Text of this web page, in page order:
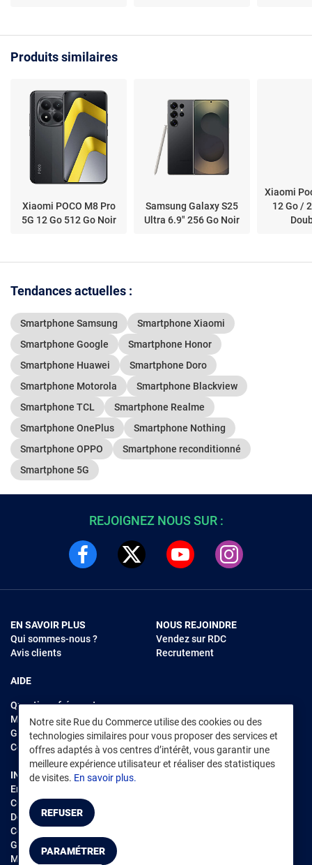
Produits similaires
Xiaomi POCO M8 Pro
5G 12 Go 512 Go Noir
Samsung Galaxy S25
Ultra 6.9" 256 Go Noir
Xiaomi
12 Go /
Tendances actuelles :
Smartphone Samsung
Smartphone Xiaomi
Smartphone Google
Smartphone Honor
Smartphone Huawei
Smartphone Doro
Smartphone Motorola
Smartphone Blackview
Smartphone TCL
Smartphone Realme
Smartphone OnePlus
Smartphone Nothing
Smartphone OPPO
Smartphone reconditionné
Smartphone 5G
Notre site Rue du Commerce utilise des cookies ou des
technologies similaires pour vous proposer des services et
offres adaptés à vos centres d’intérêt, vous garantir une
meilleure expérience utilisateur et réaliser des statistiques
de visites. En savoir plus.
REFUSER
PARAMÉTRER
REJOIGNEZ NOUS SUR :
EN SAVOIR PLUS
Qui sommes-nous ?
Avis clients
AIDE
Questions fréquentes
Modes de règlements
Garantie et retours
Contacter Rue du Commerce
NOUS REJOINDRE
Vendez sur RDC
Recrutement
INFORMATIONS LÉGALES
Environnement
CGV /CGU Marketplace
Données personnelles
Cookies
Gérer mes cookies
Mentions légales